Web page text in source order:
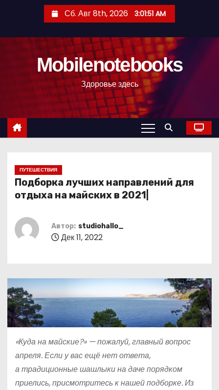
с
Сб. Авг 8th, 2026 3:01:52 AM
Mobilenotebooks
Здоровье здесь
ПУТЕШЕСТВИЯ
Подборка лучших направлений для
отдыха на майских в 2021|
Автор: studiohallo_
Дек 11, 2022
«Куда на майские?» — пожалуй, главный вопрос
апреля. Если у вас ещё нет ответа,
а традиционные шашлыки на даче порядком
приелись, присмотритесь к нашей подборке. Из